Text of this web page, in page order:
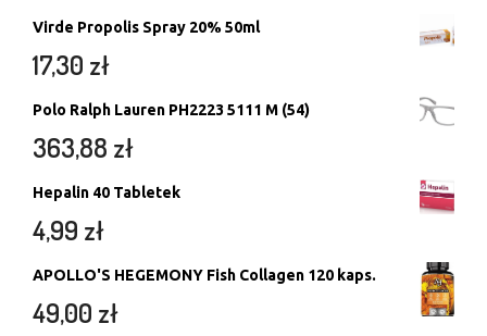
Virde Propolis Spray 20% 50ml
17,30 zł
Polo Ralph Lauren PH2223 5111 M (54)
363,88 zł
Hepalin 40 Tabletek
4,99 zł
APOLLO'S HEGEMONY Fish Collagen 120 kaps.
49,00 zł